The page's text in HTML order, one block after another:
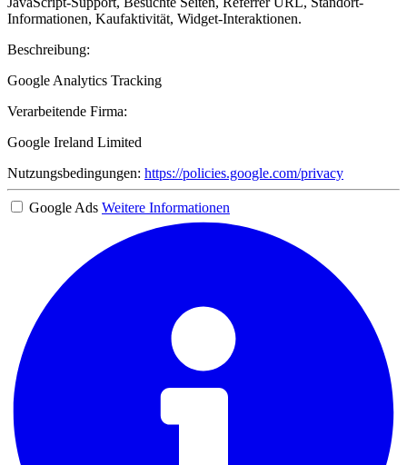
Informationen, Kaufaktivität, Widget-Interaktionen.
Beschreibung:
Google Analytics Tracking
Verarbeitende Firma:
Google Ireland Limited
Nutzungsbedingungen: https://policies.google.com/privacy
Google Ads Weitere Informationen